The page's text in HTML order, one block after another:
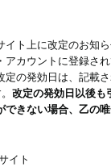
ト上に改定のお知
カウントに登録さ
の発効日は、記載
改定の発効日以後も
きない場合、乙の
イト